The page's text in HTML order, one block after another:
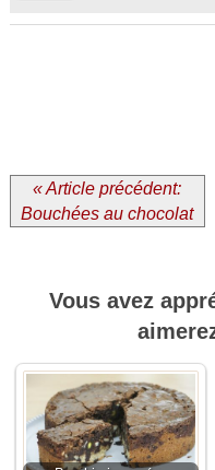
« Article précédent:
Bouchées au chocolat
Vous avez